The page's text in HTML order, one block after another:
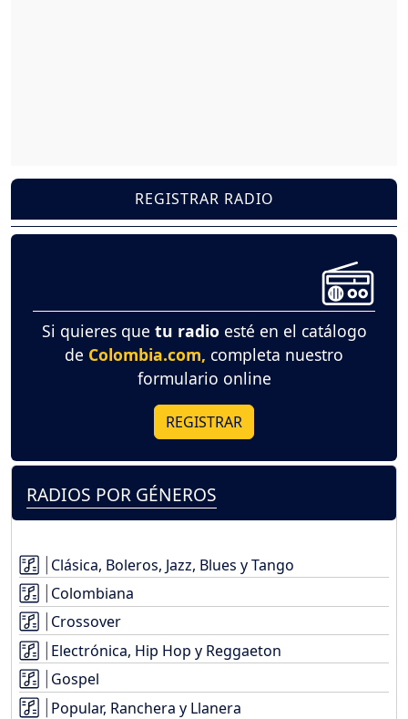
REGISTRAR RADIO
Si quieres que tu radio esté en el catálogo
de Colombia.com, completa nuestro
formulario online
REGISTRAR
RADIOS POR GÉNEROS
Clásica, Boleros, Jazz, Blues y Tango
Colombiana
Crossover
Electrónica, Hip Hop y Reggaeton
Gospel
Popular, Ranchera y Llanera